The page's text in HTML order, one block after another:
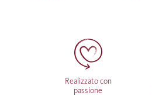
Realizzato con
passione